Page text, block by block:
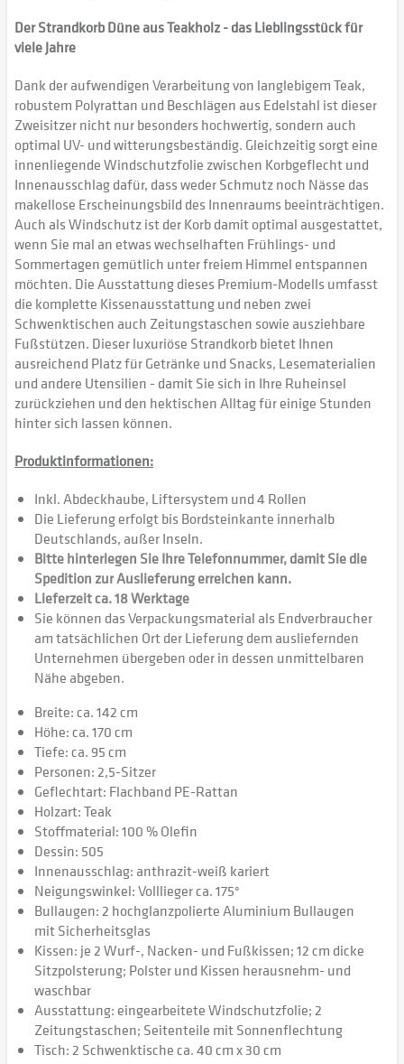
Der Strandkorb Düne aus Teakholz - das Lieblingsstück für
viele Jahre
Dank der aufwendigen Verarbeitung von langlebigem Teak,
robustem Polyrattan und Beschlägen aus Edelstahl ist dieser
Zweisitzer nicht nur besonders hochwertig, sondern auch
optimal UV- und witterungsbeständig. Gleichzeitig sorgt eine
innenliegende Windschutzfolie zwischen Korbgeflecht und
Innenausschlag dafür, dass weder Schmutz noch Nässe das
makellose Erscheinungsbild des Innenraums beeinträchtigen.
Auch als Windschutz ist der Korb damit optimal ausgestattet,
wenn Sie mal an etwas wechselhaften Frühlings- und
Sommertagen gemütlich unter freiem Himmel entspannen
möchten. Die Ausstattung dieses Premium-Modells umfasst
die komplette Kissenausstattung und neben zwei
Schwenktischen auch Zeitungstaschen sowie ausziehbare
Fußstützen. Dieser luxuriöse Strandkorb bietet Ihnen
ausreichend Platz für Getränke und Snacks, Lesematerialien
und andere Utensilien - damit Sie sich in Ihre Ruheinsel
zurückziehen und den hektischen Alltag für einige Stunden
hinter sich lassen können.
Produktinformationen:
Inkl. Abdeckhaube, Liftersystem und 4 Rollen
Die Lieferung erfolgt bis Bordsteinkante innerhalb
Deutschlands, außer Inseln.
Bitte hinterlegen Sie Ihre Telefonnummer, damit Sie die
Spedition zur Auslieferung erreichen kann.
Lieferzeit ca. 18 Werktage
Sie können das Verpackungsmaterial als Endverbraucher
am tatsächlichen Ort der Lieferung dem ausliefernden
Unternehmen übergeben oder in dessen unmittelbaren
Nähe abgeben.
Breite: ca. 142 cm
Höhe: ca. 170 cm
Tiefe: ca. 95 cm
Personen: 2,5-Sitzer
Geflechtart: Flachband PE-Rattan
Holzart: Teak
Stoffmaterial: 100 % Olefin
Dessin: 505
Innenausschlag: anthrazit-weiß kariert
Neigungswinkel: Volllieger ca. 175°
Bullaugen: 2 hochglanzpolierte Aluminium Bullaugen
mit Sicherheitsglas
Kissen: je 2 Wurf-, Nacken- und Fußkissen; 12 cm dicke
Sitzpolsterung; Polster und Kissen herausnehm- und
waschbar
Ausstattung: eingearbeitete Windschutzfolie; 2
Zeitungstaschen; Seitenteile mit Sonnenflechtung
Tisch: 2 Schwenktische ca. 40 cm x 30 cm